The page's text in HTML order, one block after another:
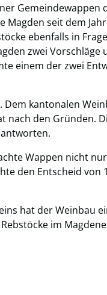
Gemeindewappen
Magden seit dem
ebenfalls in
zwei
einem der zwei
kantonalen
nach den Gründen.
Wappen nicht
den Entscheid
hat der Weinbau
im